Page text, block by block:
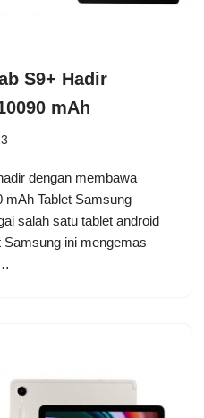
S9+ Hadir
mAh
dengan membawa
mAh Tablet Samsung
salah satu tablet android
Samsung ini mengemas